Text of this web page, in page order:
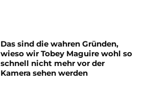
Das sind die wahren Gründen,
wieso wir Tobey Maguire wohl so
schnell nicht mehr vor der
Kamera sehen werden